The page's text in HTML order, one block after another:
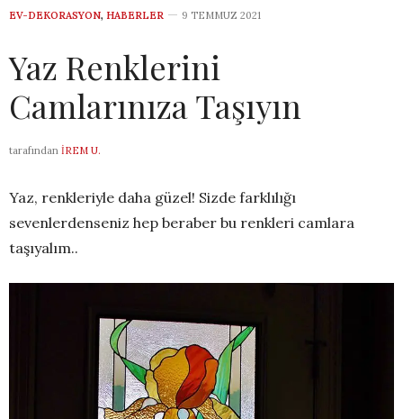
EV-DEKORASYON, HABERLER 9 TEMMUZ 2021
Yaz Renklerini
Camlarınıza Taşıyın
tarafından İREM U.
Yaz, renkleriyle daha güzel! Sizde farklılığı
sevenlerdenseniz hep beraber bu renkleri camlara
taşıyalım..